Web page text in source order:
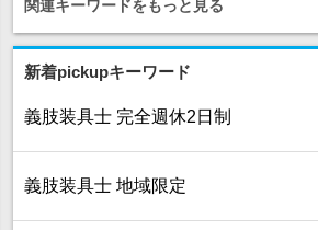
関連キーワードをもっと見る
新着pickupキーワード
義肢装具士 完全週休2日制
義肢装具士 地域限定